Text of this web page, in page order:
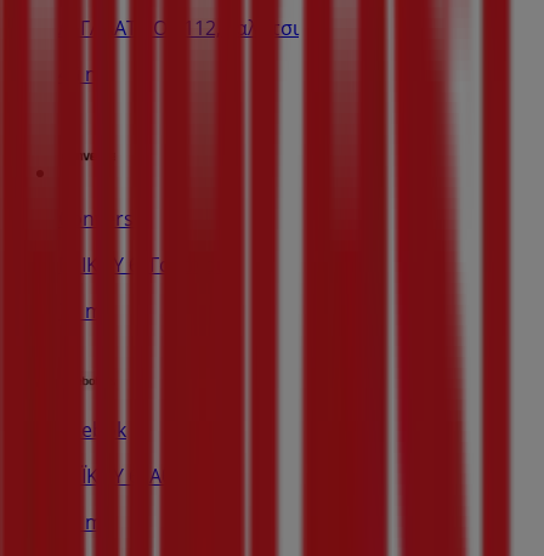
Λ. ΓΑΛΑΤΣΙΟΥ 112, Γαλάτσι
46 m
Converse
ΒΕΙΚΟΥ 6, Γαλάτσι
70 m
Reebok
ΒΕΪΚΟΥ 6, Αθήνα
79 m